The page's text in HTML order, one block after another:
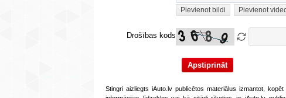
Pievienot bildi Pievienot
Drošības kods
Stingri aizliegts iAuto.lv publicētos materiālus izmantot,